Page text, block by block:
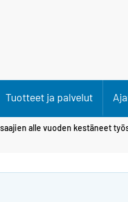
Tuotteet ja palvelut
alle vuoden kestäneet